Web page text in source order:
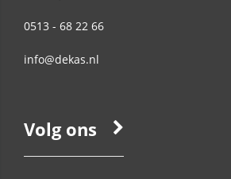
0513 - 68 22 66
info@dekas.nl
Volg ons